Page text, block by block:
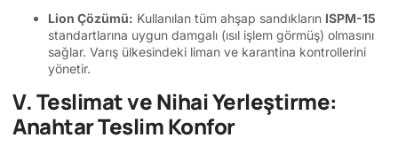
Lion Çözümü: Kullanılan tüm ahşap sandıkların ISPM-15
standartlarına uygun damgalı (ısıl işlem görmüş) olmasını
sağlar. Varış ülkesindeki liman ve karantina kontrollerini
yönetir.
V. Teslimat ve Nihai Yerleştirme:
Anahtar Teslim Konfor